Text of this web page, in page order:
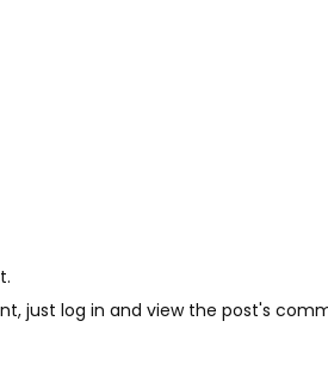
just log in and view the post's